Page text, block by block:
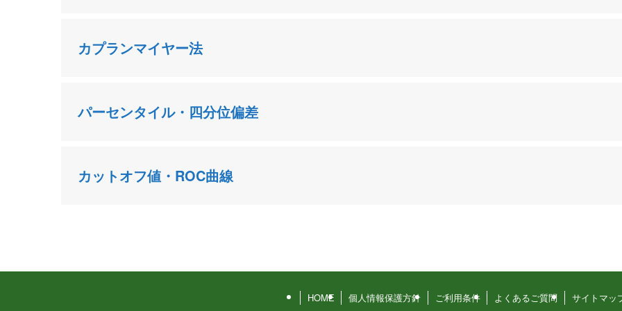
カプランマイヤー法
パーセンタイル・四分位偏差
カットオフ値・ROC曲線
HOME 個人情報保護方針 ご利用条件 よくあるご質問 サイトマッ